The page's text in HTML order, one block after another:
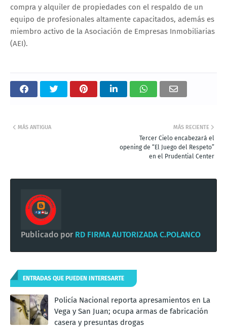
compra y alquiler de propiedades con el respaldo de un
equipo de profesionales altamente capacitados, además es
miembro activo de la Asociación de Empresas Inmobiliarias
(AEI).
MÁS RECIENTE
Tercer Cielo encabezará el
opening de “El Juego del Respeto”
en el Prudential Center
MÁS ANTIGUA
Publicado por RD FIRMA AUTORIZADA C.POLANCO
ENTRADAS QUE PUEDEN INTERESARTE
Policía Nacional reporta apresamientos en La
Vega y San Juan; ocupa armas de fabricación
casera y presuntas drogas